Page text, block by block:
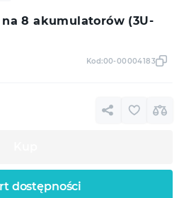
na 8 akumulatorów (3U-
Kod:00-00004183
dostępności